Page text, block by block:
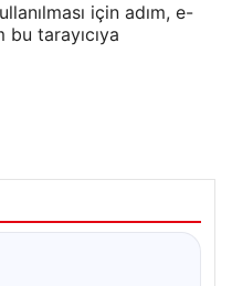
için adım, e-
tarayıcıya